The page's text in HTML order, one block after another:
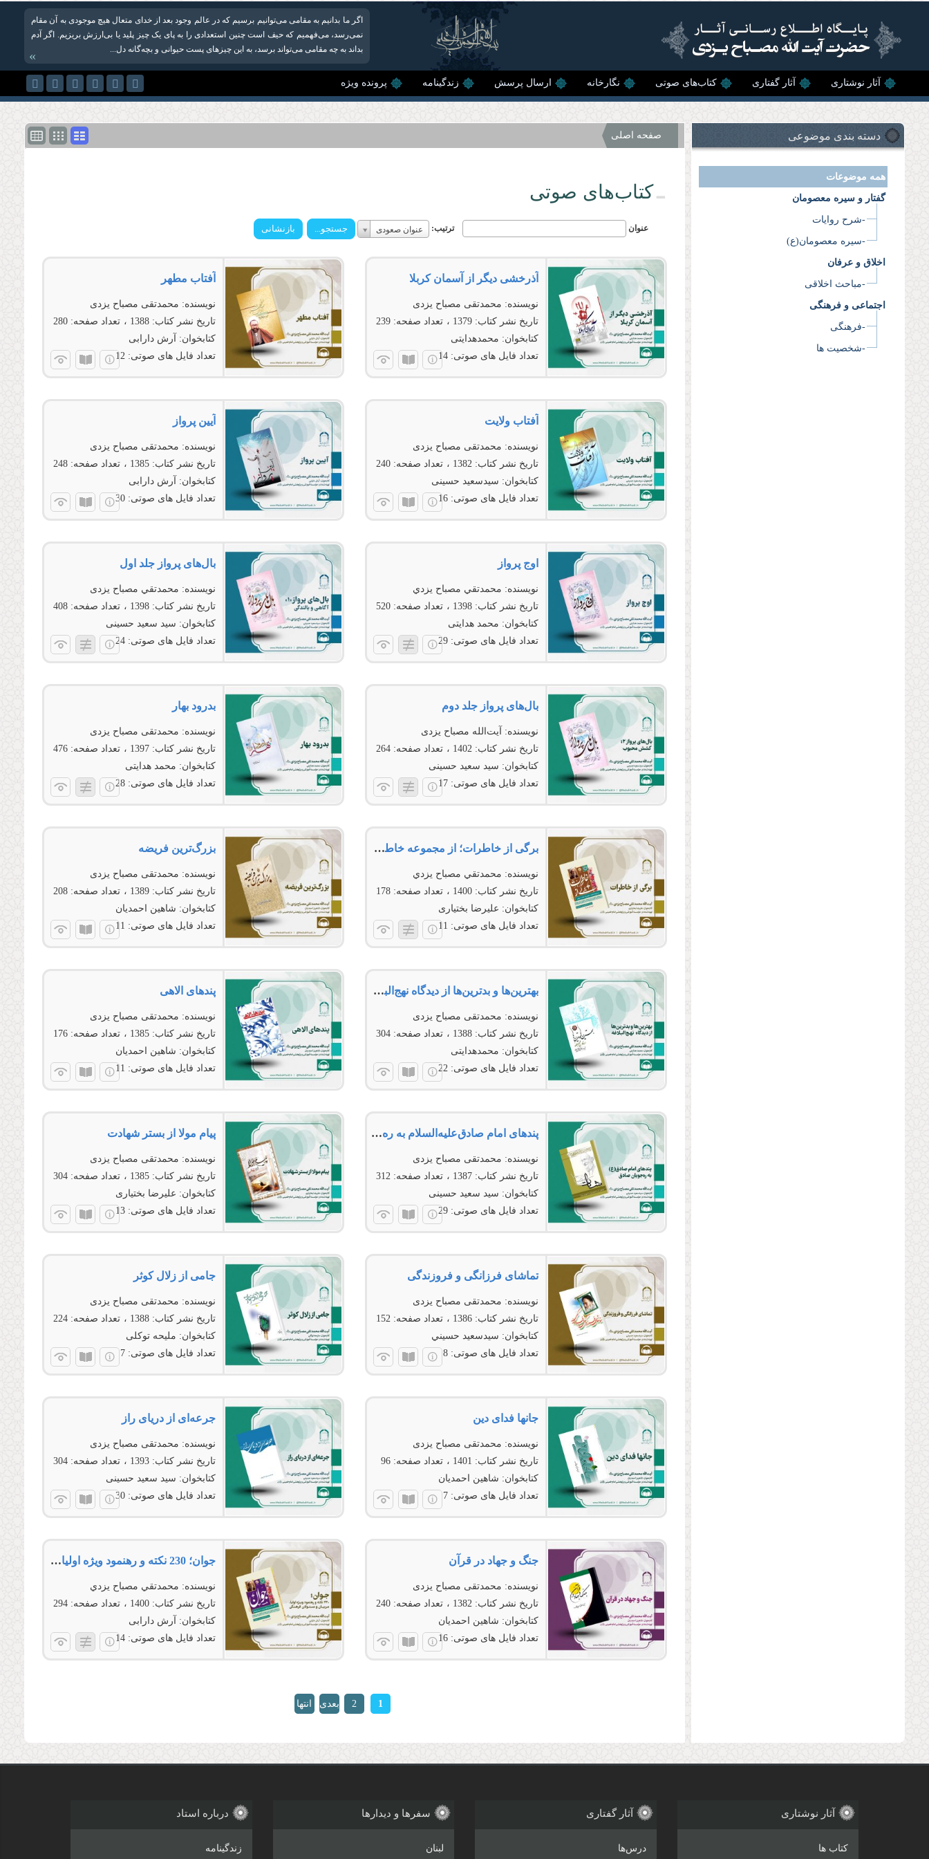
اگر ما بدانیم به مقامی می‌توانیم برسیم که در عالم وجود بعد از خدای متعال هیچ موجودی به آن مقام
نمی‌رسد، می‌فهمیم که حیف است چنین استعدادی را به پای یک چیز پلید یا بی‌ارزش بریزیم. اگر آدم
بداند به چه مقامی می‌تواند برسد، به این چیزهای پست حیوانی و بچه‌گانه دل‌...
»
آثار نوشتاری آثار گفتاری کتاب‌های صوتی نگارخانه ارسال پرسش زندگینامه پرونده ویژه
دسته بندی موضوعی
همه موضوعات
گفتار و سیره معصومان
-شرح روایات
-سیره معصومان(ع)
اخلاق و عرفان
-مباحث اخلاقی
اجتماعی و فرهنگی
-فرهنگی
-شخصیت ها
صفحه اصلی
کتاب‌های صوتی
عنوان ترتیب: عنوان صعودی
ترتیب:
ترتیب:
آذرخشی‌ دیگر‌ از‌ آسمان‌ کربلا
نویسنده: محمدتقی مصباح یزدی
تاریخ نشر کتاب:1379 تعداد صفحه:239
کتابخوان: محمد‌هدایتی
تعداد فایل های صوتی:14
آفتاب مطهر
نویسنده: محمدتقی مصباح یزدی
تاریخ نشر کتاب:1388 تعداد صفحه:280
کتابخوان:
آرش دارابی
تعداد فایل های صوتی:12
آفتاب ولايت
نویسنده: محمدتقی مصباح یزدی
تاریخ نشر کتاب:1382 تعداد صفحه:240
کتابخوان: سیدسعید حسینی
تعداد فایل های صوتی:16
آیین پرواز
نویسنده: محمدتقی مصباح یزدی
تاریخ نشر کتاب:1385 تعداد صفحه:248
کتابخوان:
آرش دارابی
تعداد فایل های صوتی:30
اوج پرواز
نویسنده: محمدتقي مصباح يزدي
تاریخ نشر کتاب:1398 تعداد صفحه:520
کتابخوان: محمد هدایتی
تعداد فایل های صوتی:29
بال‌های پرواز جلد اول
نویسنده: محمدتقي مصباح يزدی
تاریخ نشر کتاب:1398 تعداد صفحه:408
کتابخوان: سید سعید حسینی
تعداد فایل های صوتی:24
بال‌های پرواز جلد دوم
نویسنده:
آیت‌الله مصباح یزدی
تاریخ نشر کتاب:1402 تعداد صفحه:264
کتابخوان: سید سعید حسینی
تعداد فایل های صوتی:17
بدرود بهار
نویسنده: محمدتقی مصباح یزدی
تاریخ نشر کتاب:1397 تعداد صفحه:476
کتابخوان: محمد هدایتی
تعداد فایل های صوتی:28
برگی از خاطرات؛ از مجموعه خاطرات حکیم فرزانه خطاب به جوانان
نویسنده: محمدتقي مصباح يزدي
تاریخ نشر کتاب:1400 تعداد صفحه:178
کتابخوان: علیرضا بختیاری
تعداد فایل های صوتی: 11
بزرگ‌ترین فریضه
نویسنده: محمدتقی مصباح یزدی
تاریخ نشر کتاب:1389 تعداد صفحه:208
کتابخوان: شاهین احمدیان
تعداد فایل های صوتی: 11
بهترین‌ها و بدترین‌ها از دیدگاه نهج‌البلاغه
نویسنده: محمدتقی مصباح یزدی
تاریخ نشر کتاب:1388 تعداد صفحه:304
کتابخوان: محمد‌هدایتی
تعداد فایل های صوتی:22
پند‌های الاهی
نویسنده: محمدتقی مصباح یزدی
تاریخ نشر کتاب:1385 تعداد صفحه:176
کتابخوان: شاهین احمدیان
تعداد فایل های صوتی: 11
پندهای امام صادق‌علیه‌السلام به ره‌جویان صادق
نویسنده: محمدتقی مصباح یزدی
تاریخ نشر کتاب:1387 تعداد صفحه:312
کتابخوان: سید سعید حسینی
تعداد فایل های صوتی:29
پیام مولا از بستر شهادت
نویسنده: محمدتقی مصباح یزدی
تاریخ نشر کتاب:1385 تعداد صفحه:304
کتابخوان: علیرضا بختیاری
تعداد فایل های صوتی:13
تماشای فرزانگی و فروزندگی
نویسنده: محمدتقی مصباح یزدی
تاریخ نشر کتاب:1386 تعداد صفحه:152
کتابخوان: سيدسعيد حسيني
تعداد فایل های صوتی:8
جامی از زلال کوثر
نویسنده: محمدتقی مصباح یزدی
تاریخ نشر کتاب:1388 تعداد صفحه:224
کتابخوان: ملیحه توکلی
تعداد فایل های صوتی:7
جانها فدای دین
نویسنده: محمدتقی مصباح یزدی
تاریخ نشر کتاب: 1401 تعداد صفحه:96
کتابخوان: شاهین احمدیان
تعداد فایل های صوتی:7
جرعه‌ای از دریای راز
نویسنده: محمدتقی مصباح یزدی
تاریخ نشر کتاب:1393 تعداد صفحه:304
کتابخوان: سید سعید حسینی
تعداد فایل های صوتی:30
جنگ و جهاد در قرآن
نویسنده: محمدتقی مصباح یزدی
تاریخ نشر کتاب:1382 تعداد صفحه:240
کتابخوان: شاهین احمدیان
تعداد فایل های صوتی:16
جوان؛ 230 نکته و رهنمود ویژه‌ اولیا، مربیان و مسئولان فرهنگی
نویسنده: محمدتقي مصباح يزدي
تاریخ نشر کتاب:1400 تعداد صفحه:294
کتابخوان:
آرش دارابی
تعداد فایل های صوتی:14
1
2
بعدی
انتها
آثار نوشتاری
کتاب ها
آثار گفتاری
درس‌ها
سفرها و دیدارها
لبنان
درباره استاد
زندگینامه